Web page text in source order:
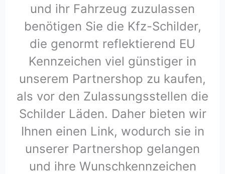
und ihr Fahrzeug zuzulassen
benötigen Sie die Kfz-Schilder,
die genormt reflektierend EU
Kennzeichen viel günstiger in
unserem Partnershop zu kaufen,
als vor den Zulassungsstellen die
Schilder Läden. Daher bieten wir
Ihnen einen Link, wodurch sie in
unserer Partnershop gelangen
und ihre Wunschkennzeichen